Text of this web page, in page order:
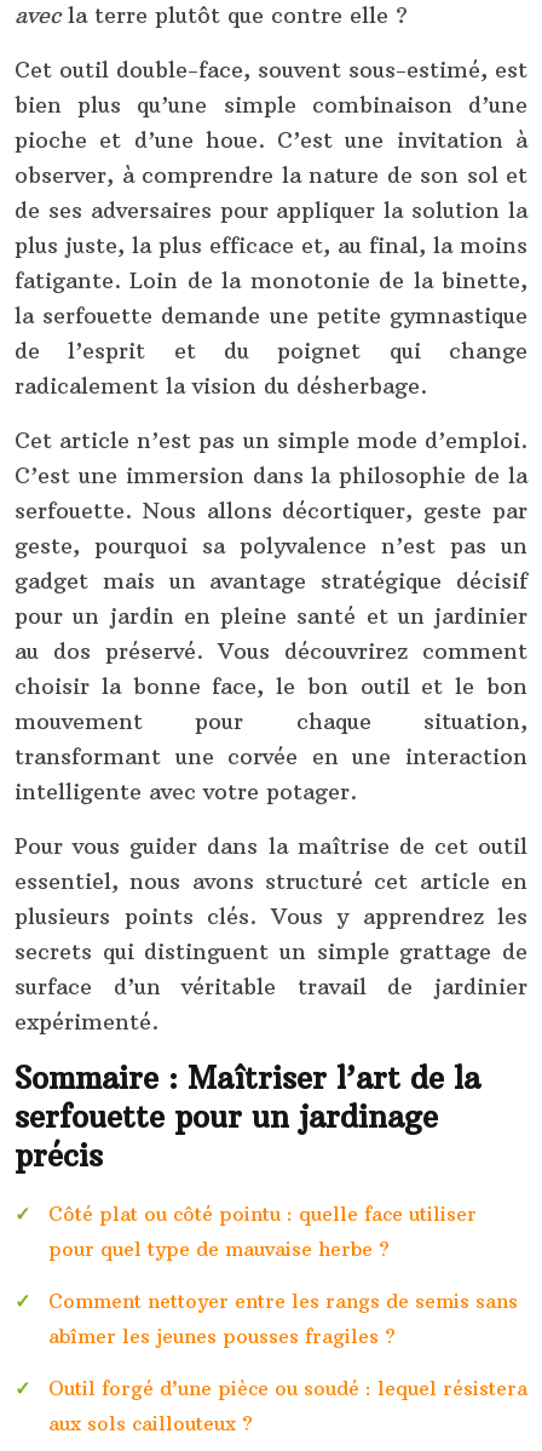
avecla terre plutôt que contre elle ?
Cet outil double-face, souvent sous-estimé, est
bien plus qu’une simple combinaison d’une
pioche et d’une houe. C’est une invitation à
observer, à comprendre la nature de son sol et
de ses adversaires pour appliquer la solution la
plus juste, la plus efficace et, au final, la moins
fatigante. Loin de la monotonie de la binette,
la serfouette demande une petite gymnastique
de l’esprit et du poignet qui change
radicalement la vision du désherbage.
Cet article n’est pas un simple mode d’emploi.
C’est une immersion dans la philosophie de la
serfouette. Nous allons décortiquer, geste par
geste, pourquoi sa polyvalence n’est pas un
gadget mais un avantage stratégique décisif
pour un jardin en pleine santé et un jardinier
au dos préservé. Vous découvrirez comment
choisir la bonne face, le bon outil et le bon
mouvement pour chaque situation,
transformant une corvée en une interaction
intelligente avec votre potager.
Pour vous guider dans la maîtrise de cet outil
essentiel, nous avons structuré cet article en
plusieurs points clés. Vous y apprendrez les
secrets qui distinguent un simple grattage de
surface d’un véritable travail de jardinier
expérimenté.
Sommaire : Maîtriser l’art de la
serfouette pour un jardinage
précis
Côté plat ou côté pointu : quelle face utiliser
pour quel type de mauvaise herbe ?
Comment nettoyer entre les rangs de semis sans
abîmer les jeunes pousses fragiles ?
Outil forgé d’une pièce ou soudé : lequel résistera
aux sols caillouteux ?